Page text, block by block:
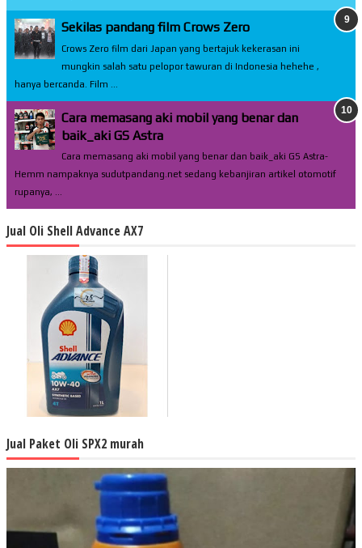
Sekilas pandang film Crows Zero
Crows Zero film dari Japan yang bertajuk kekerasan ini
mungkin salah satu pelopor tawuran di Indonesia hehehe ,
hanya bercanda. Film ...
Cara memasang aki mobil yang benar dan
baik_aki GS Astra
Cara memasang aki mobil yang benar dan baik_aki GS Astra-
Hemm nampaknya sudutpandang.net sedang kebanjiran artikel otomotif
rupanya, ...
Jual Oli Shell Advance AX7
Jual Paket Oli SPX2 murah